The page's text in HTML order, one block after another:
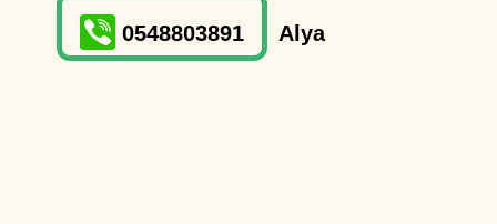
0548803891 Alya